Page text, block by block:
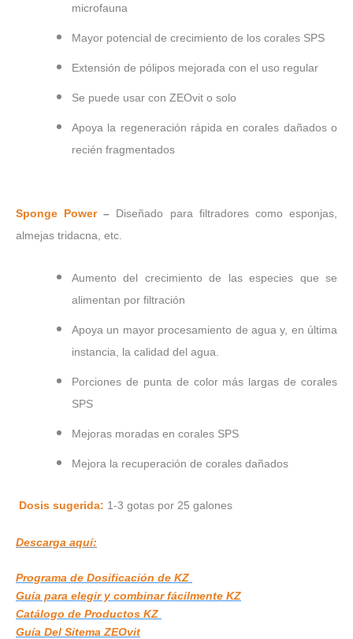
microfauna
Mayor potencial de crecimiento de los corales SPS
Extensión de pólipos mejorada con el uso regular
Se puede usar con ZEOvit o solo
Apoya la regeneración rápida en corales dañados o
recién fragmentados
Sponge Power– Diseñado para filtradores como esponjas,
almejas tridacna, etc.
Aumento del crecimiento de las especies que se
alimentan por filtración
Apoya un mayor procesamiento de agua y, en última
instancia, la calidad del agua.
Porciones de punta de color más largas de corales
SPS
Mejoras moradas en corales SPS
Mejora la recuperación de corales dañados
Dosis sugerida: 1-3 gotas por 25 galones
Descarga aquí:
Programa de Dosificación de KZ
Guía para elegir y combinar fácilmente KZ
Catálogo de Productos KZ
Guía Del Sitema ZEOvit